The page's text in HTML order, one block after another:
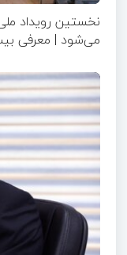
نخستین رویداد
می‌شود | معرفی بیش از ۷۰ اثر و انتخاب